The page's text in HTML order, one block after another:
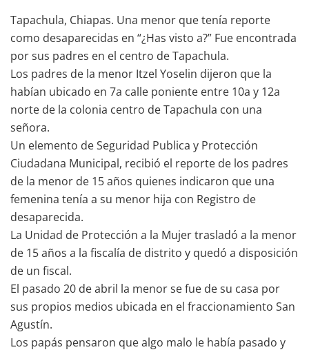
Tapachula, Chiapas. Una menor que tenía reporte
como desaparecidas en “¿Has visto a?” Fue encontrada
por sus padres en el centro de Tapachula.
Los padres de la menor Itzel Yoselin dijeron que la
habían ubicado en 7a calle poniente entre 10a y 12a
norte de la colonia centro de Tapachula con una
señora.
Un elemento de Seguridad Publica y Protección
Ciudadana Municipal, recibió el reporte de los padres
de la menor de 15 años quienes indicaron que una
femenina tenía a su menor hija con Registro de
desaparecida.
La Unidad de Protección a la Mujer trasladó a la menor
de 15 años a la fiscalía de distrito y quedó a disposición
de un fiscal.
El pasado 20 de abril la menor se fue de su casa por
sus propios medios ubicada en el fraccionamiento San
Agustín.
Los papás pensaron que algo malo le había pasado y